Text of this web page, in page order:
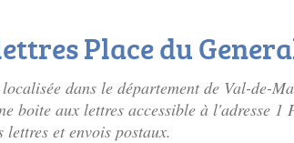
Place du
dans le département de Val-de-
boite aux lettres accessible à l'adresse
et envois postaux.